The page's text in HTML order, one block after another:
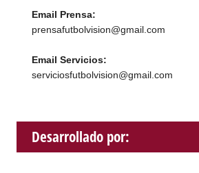
Email Prensa:
prensafutbolvision@gmail.com
Email Servicios:
serviciosfutbolvision@gmail.com
Desarrollado por: